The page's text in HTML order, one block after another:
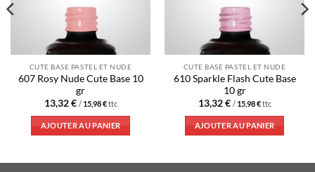
CUTE BASE PASTEL ET NUDE
607 Rosy Nude Cute Base 10
gr
13,32€ / 15,98€ttc
AJOUTER AU PANIER
CUTE BASE PASTEL ET NUDE
610 Sparkle Flash Cute Base
10 gr
13,32€ / 15,98€ttc
AJOUTER AU PANIER